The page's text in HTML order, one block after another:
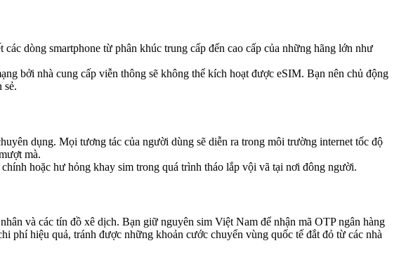
dòng smartphone từ phân khúc trung cấp đến cao cấp của những hãng lớn như
bởi nhà cung cấp viễn thông sẽ không thể kích hoạt được eSIM. Bạn nên chủ động
sẻ.
dụng. Mọi tương tác của người dùng sẽ diễn ra trong môi trường internet tốc độ
mà.
hoặc hư hỏng khay sim trong quá trình tháo lắp vội vã tại nơi đông người.
và các tín đồ xê dịch. Bạn giữ nguyên sim Việt Nam để nhận mã OTP ngân hàng
phí hiệu quả, tránh được những khoản cước chuyển vùng quốc tế đắt đỏ từ các nhà